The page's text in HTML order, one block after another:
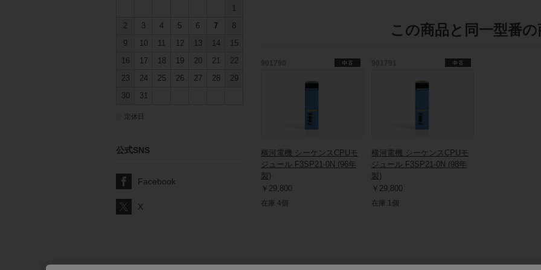
この商品と同一型番の
横河電機 シーケンスCPUモ
ジュール F3SP21-0N (96年
製)
￥29,800
在庫 4個
横河電機 シーケンスCPUモ
ジュール F3SP21-0N (98年
製)
￥29,800
在庫 1個
1
2
3 4 5 6 7
8
9
10 11 12 13 14
15
16
17 18 19 20 21
22
23
24 25 26 27 28
29
30
31
定休日
公式SNS
Facebook
X